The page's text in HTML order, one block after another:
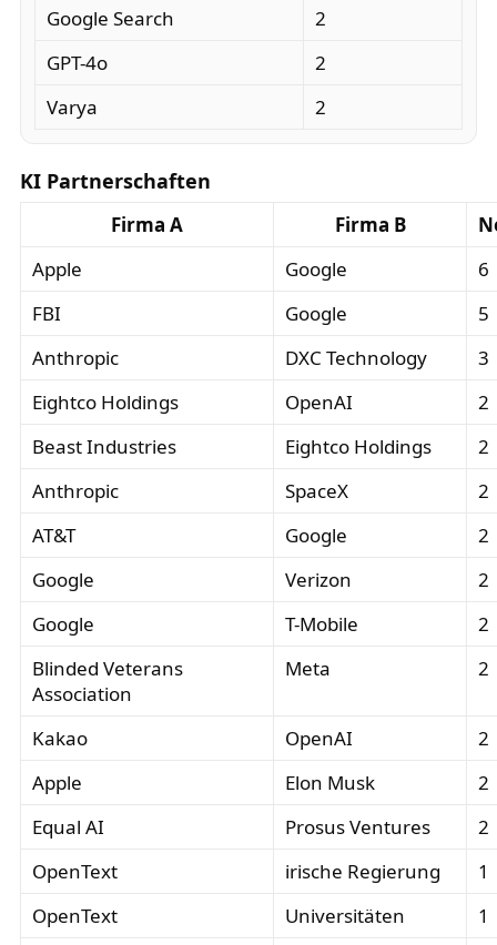
Google Search
2
GPT-4o
2
Varya
2
KI Partnerschaften
Firma A Firma B
Apple
Google
6
FBI
Google
5
Anthropic
DXC Technology
3
Eightco Holdings
OpenAI
2
Beast Industries
Eightco Holdings
2
Anthropic
SpaceX
2
AT&T
Google
2
Google
Verizon
2
Google
T-Mobile
2
Blinded Veterans
Association
Meta 2
Kakao OpenAI
2
Apple
Elon Musk
2
Equal AI
Prosus Ventures
2
OpenText
irische Regierung
1
OpenText
Universitäten
1